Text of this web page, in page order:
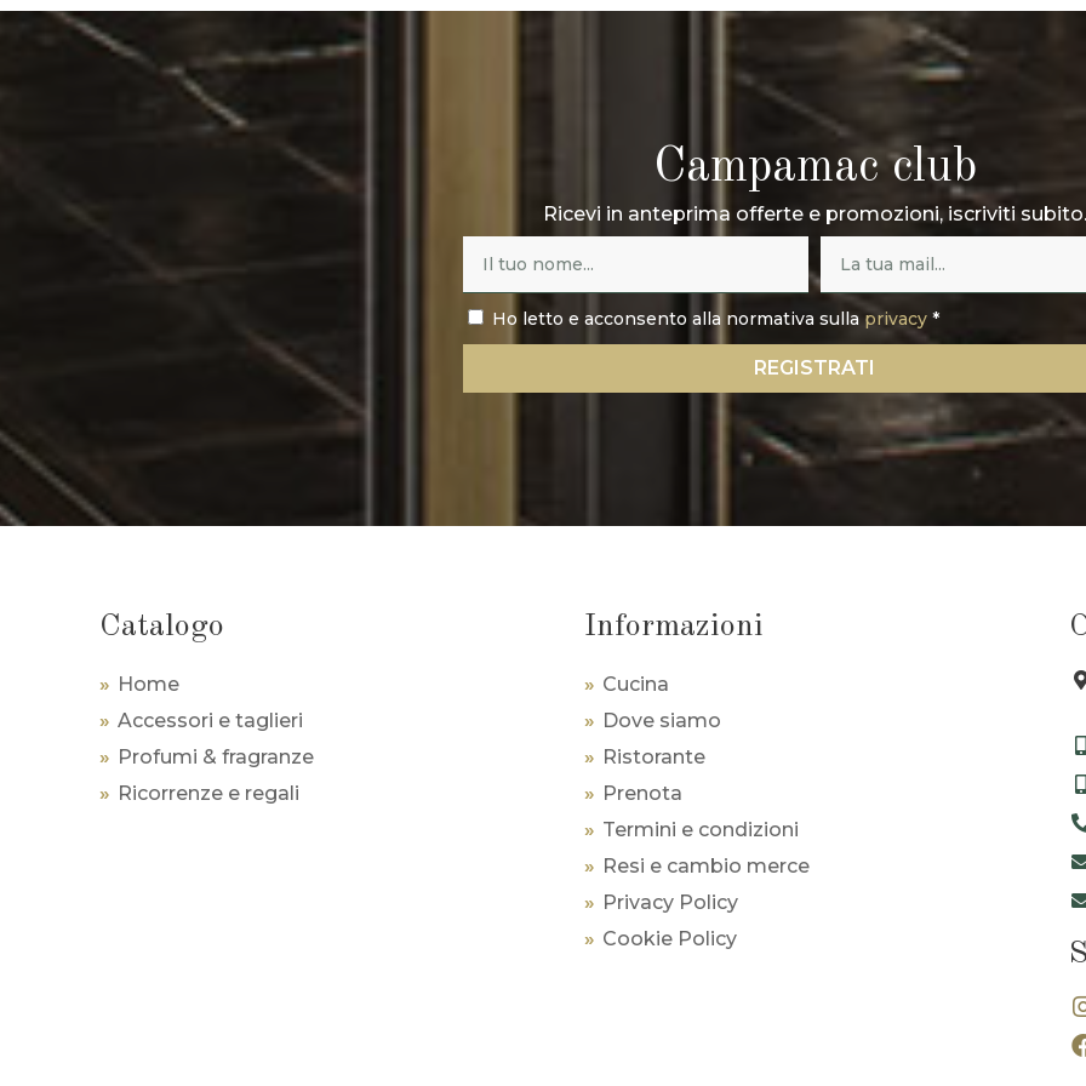
Campamac club
Ricevi in anteprima offerte e promozioni, iscriviti subito.
Ho letto e acconsento alla normativa sulla privacy *
REGISTRATI
Catalogo
Home
Accessori e taglieri
Profumi & fragranze
Ricorrenze e regali
Informazioni
Cucina
Dove siamo
Ristorante
Prenota
Termini e condizioni
Resi e cambio merce
Privacy Policy
Cookie Policy